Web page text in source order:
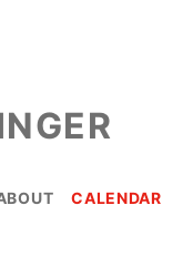
CALENDAR